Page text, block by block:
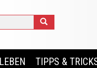
TIPPS &